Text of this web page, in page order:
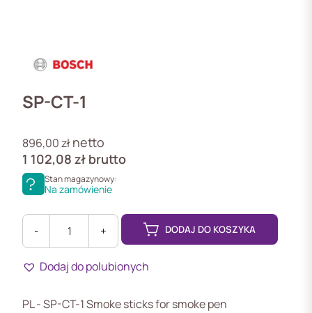
SP-CT-1
896,00złnetto
1 102,08 zł brutto
Stan magazynowy:
Na zamówienie
-
SP-
CT-
PL
+ DODAJ DO KOSZYKA
Dodaj do polubionych
PL - SP-CT-1 Smoke sticks for smoke pen